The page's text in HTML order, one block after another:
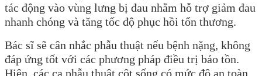
tác động vào vùng lưng bị đau nhằm hỗ trợ giảm đau
nhanh chóng và tăng tốc độ phục hồi tổn thương.
Bác sĩ sẽ cân nhắc phẫu thuật nếu bệnh nặng, không
đáp ứng tốt với các phương pháp điều trị bảo tồn.
Hiện, các ca phẫu thuật cột sống có mức độ an toàn